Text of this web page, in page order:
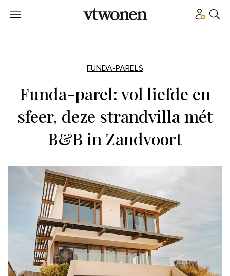
FUNDA-PARELS
Funda-parel: vol liefde en
sfeer, deze strandvilla mét
B&B in Zandvoort